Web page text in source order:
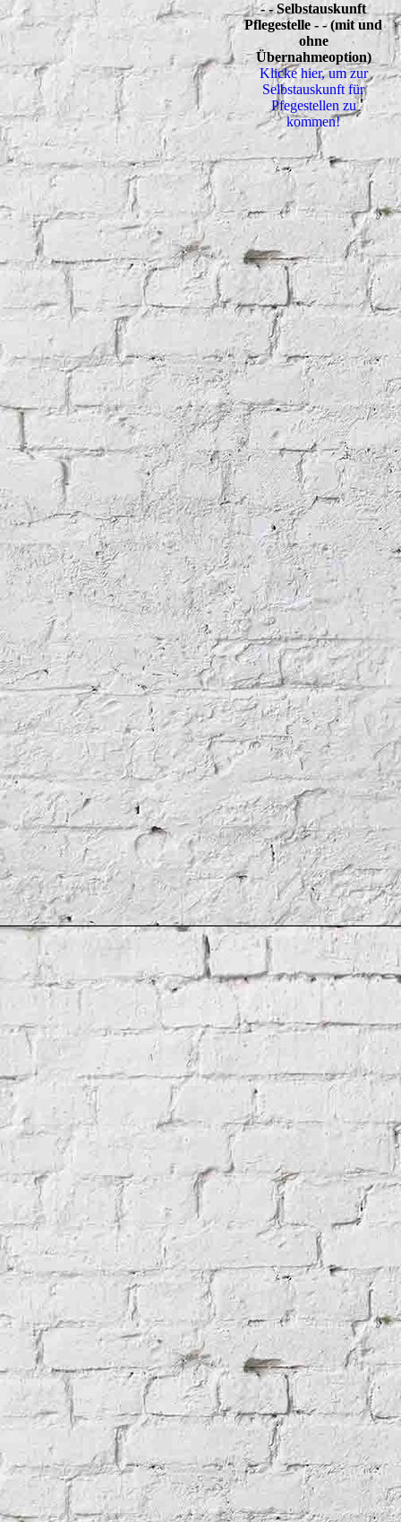
- - Selbstauskunft
Pflegestelle - - (mit und
ohne
Übernahmeoption)
Klicke hier, um zur
Selbstauskunft für
Pfegestellen zu
kommen!
5343743497770571339
5343743497770571338
5343743497770571344
5343743497770571342
5343743497770571340
5343743497770571343
5343743497770571336
5343743497770571341